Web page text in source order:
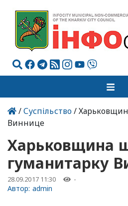
/Суспільство/
Виннице
Харьковщина
гуманитарку
28.09.2017 11:30 -
Автор: admin